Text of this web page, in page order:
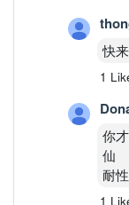
快
1
你
仙
耐
1